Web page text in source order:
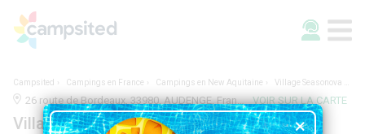
Campsited Campings en France Campings en New Aquitaine Village Seasonova Bassin d'Arcachon
26 route de Bordeaux, 33980, AUDENGE, France | GIRONDE, NEW AQUITAINE VOIR SUR LA CARTE
Village Seasonova Bassin d'Arcachon